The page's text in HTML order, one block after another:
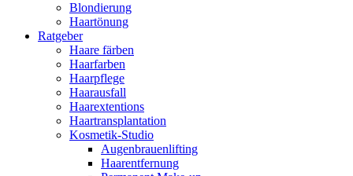
Blondierung
Haartönung
Ratgeber
Haare färben
Haarfarben
Haarpflege
Haarausfall
Haarextentions
Haartransplantation
Kosmetik-Studio
Augenbrauenlifting
Haarentfernung